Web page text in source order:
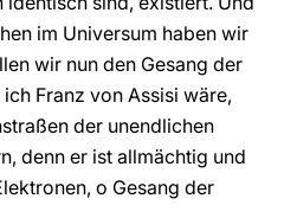
im Universum haben wir
wir nun den Gesang der
Franz von Assisi wäre,
der unendlichen
denn er ist allmächtig und
o Gesang der